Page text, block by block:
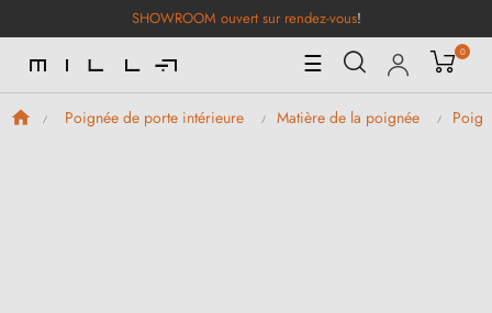
SHOWROOM ouvert sur rendez-vous!
Basculer
la
navigation
☰ 0
Poignée de porte intérieure Matière de la poignée